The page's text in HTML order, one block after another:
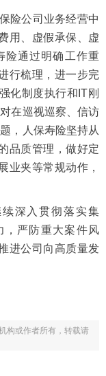
险公司业务经营中
用、虚假承保、虚
险通过明确工作重
行梳理，进一步完
化制度执行和IT刚
在巡视巡察、信访
，人保寿险坚持从
品质管理，做好定
业夹等常规动作，
深入贯彻落实集
，严防重大案件风
进公司向高质量发
构或作者所有，转载请